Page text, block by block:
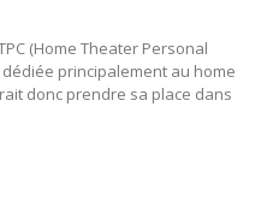
(Home Theater Personal
dédiée principalement au home
donc prendre sa place dans